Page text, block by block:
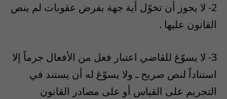
2- لا يجوز أن تخوّل أية جهة بفرض عقوبات لم ينص
القانون عليها .
3- لا يسوّغ للقاضي اعتبار فعل من الأفعال جرماً إلا
استناداً لنص صريح ـ ولا يسوّغ له أن يستند في
التجريم على القياس أو على مصادر القانون